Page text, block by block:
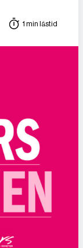
1 min lästid